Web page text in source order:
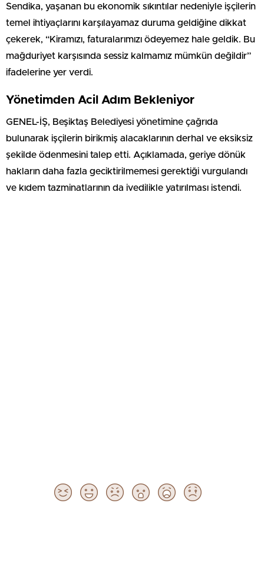
Sendika, yaşanan bu ekonomik sıkıntılar nedeniyle işçilerin
temel ihtiyaçlarını karşılayamaz duruma geldiğine dikkat
çekerek, “Kiramızı, faturalarımızı ödeyemez hale geldik. Bu
mağduriyet karşısında sessiz kalmamız mümkün değildir”
ifadelerine yer verdi.
Yönetimden Acil Adım Bekleniyor
GENEL-İŞ, Beşiktaş Belediyesi yönetimine çağrıda
bulunarak işçilerin birikmiş alacaklarının derhal ve eksiksiz
şekilde ödenmesini talep etti. Açıklamada, geriye dönük
hakların daha fazla geciktirilmemesi gerektiği vurgulandı
ve kıdem tazminatlarının da ivedilikle yatırılması istendi.